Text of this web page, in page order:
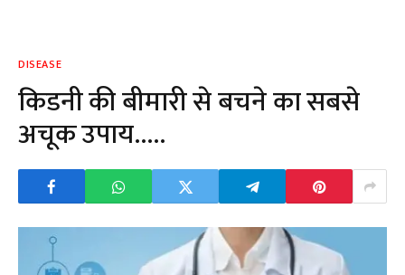
DISEASE
किडनी की बीमारी से बचने का सबसे
अचूक उपाय…..